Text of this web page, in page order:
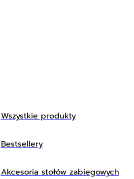
Wszystkie produkty
Bestsellery
Akcesoria stołów zabiegowych